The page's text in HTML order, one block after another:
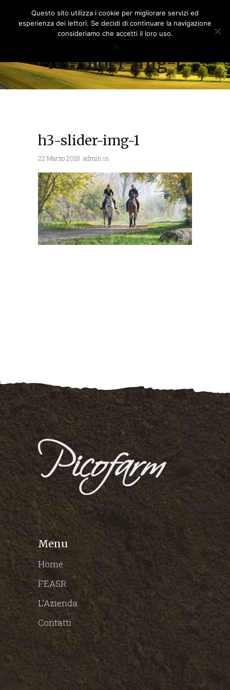
h3-slider-img-1
h3-slider-img-1
22 Marzo 2018 admin in
Menu
Home
FEASR
L’Azienda
Contatti
Questo sito utilizza i cookie per migliorare servizi ed
esperienza dei lettori. Se decidi di continuare la navigazione
consideriamo che accetti il loro uso.